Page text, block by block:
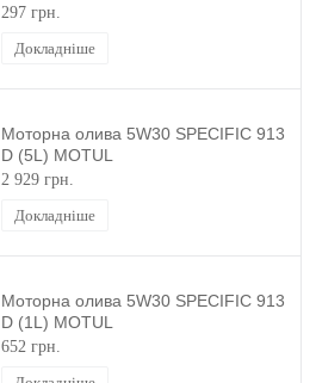
297 грн.
Докладніше
Моторна олива 5W30 SPECIFIC 913
D (5L) MOTUL
2 929 грн.
Докладніше
Моторна олива 5W30 SPECIFIC 913
D (1L) MOTUL
652 грн.